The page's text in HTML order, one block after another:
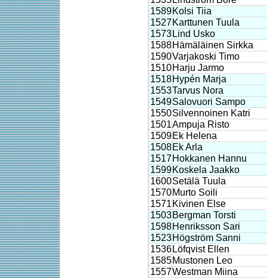
1589Kolsi Tiia
1527Karttunen Tuula
1573 Lind Usko
1588Hämäläinen Sirkka
1590Varjakoski Timo
1510Harju Jarmo
1518Hypén Marja
1553Tarvus Nora
1549Salovuori Sampo
1550Silvennoinen Katri
1501Ampuja Risto
1509Ek Helena
1508Ek Arla
1517Hokkanen Hannu
1599Koskela Jaakko
1600Setälä Tuula
1570Murto Soili
1571 Kivinen Else
1503Bergman Torsti
1598Henriksson Sari
1523Högström Sanni
1536 Löfqvist Ellen
1585Mustonen Leo
1557Westman Miina